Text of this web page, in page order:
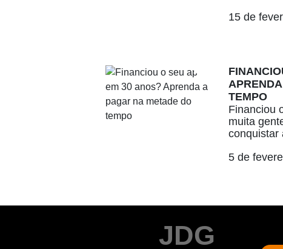
15 de
TEMPO
Financiou
muita
conquistar
5 de
JDG